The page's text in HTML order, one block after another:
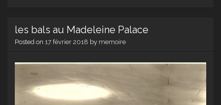
les bals au Madeleine Palace
Posted on 17 février 2018 by memoire